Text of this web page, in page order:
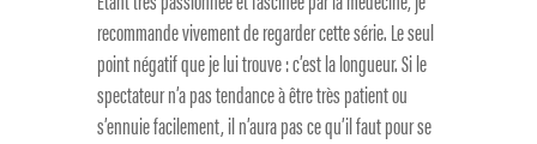
recommande vivement de regarder cette série. Le seul
point négatif que je lui trouve : c’est la longueur. Si le
spectateur n’a pas tendance à être très patient ou
s’ennuie facilement, il n’aura pas ce qu’il faut pour se